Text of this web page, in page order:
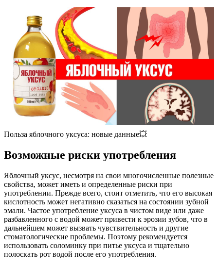
Польза яблочного уксуса: новые данные💥
Возможные риски употребления
Яблочный уксус, несмотря на свои многочисленные полезные
свойства, может иметь и определенные риски при
употреблении. Прежде всего, стоит отметить, что его высокая
кислотность может негативно сказаться на состоянии зубной
эмали. Частое употребление уксуса в чистом виде или даже
разбавленного с водой может привести к эрозии зубов, что в
дальнейшем может вызвать чувствительность и другие
стоматологические проблемы. Поэтому рекомендуется
использовать соломинку при питье уксуса и тщательно
полоскать рот водой после его употребления.